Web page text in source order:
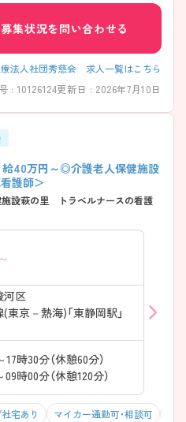
集状況を問い合わせる
法人社団秀慈会 求人一覧はこちら
: 10126124更新日 : 2026年7月10日
給40万円～◎介護老人保健施設
護師＞
設萩の里 トラベルナースの看護
河区
東京－熱海)「東静岡駅」
時30分（休憩60分）
時00分（休憩120分）
宅あり マイカー通勤可・相談可